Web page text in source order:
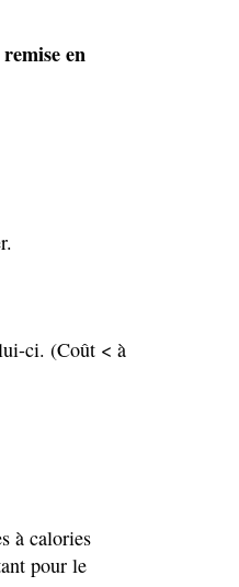
en
ci. (Coût < à
à calories
pour le